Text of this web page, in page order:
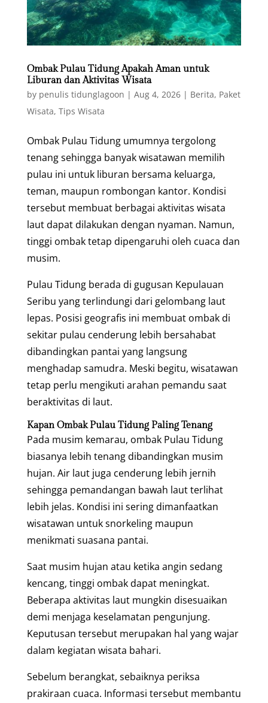
Ombak Pulau Tidung Apakah Aman untuk
Liburan dan Aktivitas Wisata
by penulis tidunglagoon | Aug 4, 2026| Berita, Paket
Wisata, Tips Wisata
Ombak Pulau Tidung umumnya tergolong
tenang sehingga banyak wisatawan memilih
pulau ini untuk liburan bersama keluarga,
teman, maupun rombongan kantor. Kondisi
tersebut membuat berbagai aktivitas wisata
laut dapat dilakukan dengan nyaman. Namun,
tinggi ombak tetap dipengaruhi oleh cuaca dan
musim.
Pulau Tidung berada di gugusan Kepulauan
Seribu yang terlindungi dari gelombang laut
lepas. Posisi geografis ini membuat ombak di
sekitar pulau cenderung lebih bersahabat
dibandingkan pantai yang langsung
menghadap samudra. Meski begitu, wisatawan
tetap perlu mengikuti arahan pemandu saat
beraktivitas di laut.
Kapan Ombak Pulau Tidung Paling Tenang
Pada musim kemarau, ombak Pulau Tidung
biasanya lebih tenang dibandingkan musim
hujan. Air laut juga cenderung lebih jernih
sehingga pemandangan bawah laut terlihat
lebih jelas. Kondisi ini sering dimanfaatkan
wisatawan untuk snorkeling maupun
menikmati suasana pantai.
Saat musim hujan atau ketika angin sedang
kencang, tinggi ombak dapat meningkat.
Beberapa aktivitas laut mungkin disesuaikan
demi menjaga keselamatan pengunjung.
Keputusan tersebut merupakan hal yang wajar
dalam kegiatan wisata bahari.
Sebelum berangkat, sebaiknya periksa
prakiraan cuaca. Informasi tersebut membantu